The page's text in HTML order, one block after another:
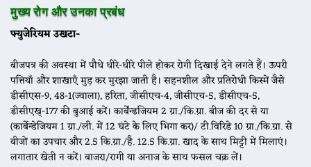
मुख्य रोग और उनका प्रबंध
फ्युजेरियम उखटा-
बीजपत्र की अवस्था में पौधे धीरे-धीरे पीले होकर रोगी दिखाई देने लगते हैं। ऊपरी
पत्तियाँ और शाखाएँ मुड़ कर मुरझा जाती है। सहनशील और प्रतिरोधी किस्में जैसे
डीसीएस-9, 48-1(ज्वाला), हरिता, जीसीएच-4, जीसीएच-5, डीसीएच-5,
डीसीएख्-177 की बुआई करें। कार्बेंन्डजियम 2 ग्रा./कि.ग्रा. बीज की दर से या
(कार्बेन्डेजियम 1 ग्रा./ली. में 12 घंटे के लिए भिगा कर)/ टी.विरिडे 10 ग्रा./कि.ग्रा. से
बीजों का उपचार और 2.5 कि.ग्रा./है. 12.5 कि.ग्रा. खाद के साथ मिट्टी में मिलाएं।
लगातार खेती न करें। बाजरा/रागी या अनाज के साथ फसल चक्र लें।